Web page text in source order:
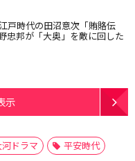
戸時代の田沼意次「賄賂伝
忠邦が「大奥」を敵に回した
示
ドラマ
平安時代